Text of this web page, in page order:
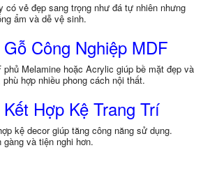
có vẻ đẹp sang trọng như đá tự nhiên nhưng
ẩm và dễ vệ sinh.
Công Nghiệp MDF
phủ Melamine hoặc Acrylic giúp bề mặt đẹp và
hợp nhiều phong cách nội thất.
Hợp Kệ Trang Trí
kệ decor giúp tăng công năng sử dụng.
gàng và tiện nghi hơn.